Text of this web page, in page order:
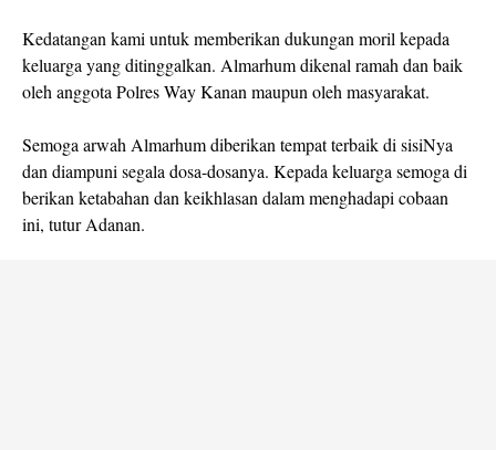
Kedatangan kami untuk memberikan dukungan moril kepada
keluarga yang ditinggalkan. Almarhum dikenal ramah dan baik
oleh anggota Polres Way Kanan maupun oleh masyarakat.
Semoga arwah Almarhum diberikan tempat terbaik di sisiNya
dan diampuni segala dosa-dosanya. Kepada keluarga semoga di
berikan ketabahan dan keikhlasan dalam menghadapi cobaan
ini, tutur Adanan.